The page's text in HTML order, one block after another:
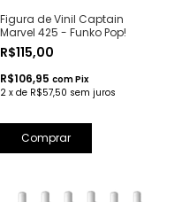
Figura de Vinil Captain
Marvel 425 - Funko Pop!
R$115,00
R$106,95 comPix
2 x de R$57,50 sem juros